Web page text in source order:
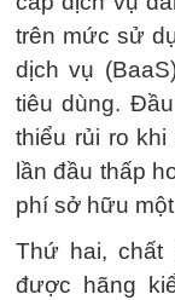
trên mức sử
dịch vụ
tiêu dùng.
thiểu rủi ro
lần đầu thấp
phí sở hữu
Thứ hai,
được hãng